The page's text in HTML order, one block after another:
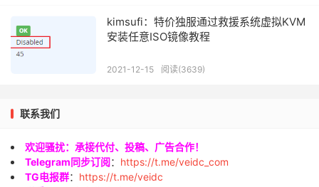
kimsufi：特价独服通过救援系统虚拟KVM
安装任意ISO镜像教程
2021-12-15 阅读(3639)
联系我们
欢迎骚扰：承接代付、投稿、广告合作！
Telegram同步订阅： https://t.me/veidc_com
TG电报群： https://t.me/veidc